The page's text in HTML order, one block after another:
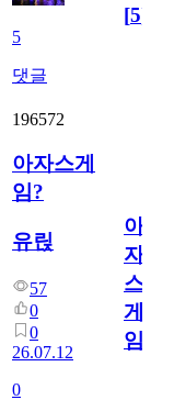
5
댓글
[5]
196572
아자스게
임?
유릱
57
0
0
26.07.12
0
아
자
스
게
임?